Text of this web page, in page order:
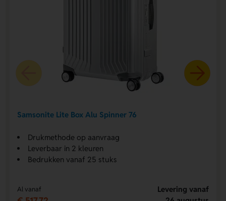
Samsonite Lite Box Alu Spinner 76
Drukmethode op aanvraag
Leverbaar in 2 kleuren
Bedrukken vanaf 25 stuks
Al vanaf
Levering vanaf